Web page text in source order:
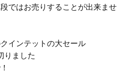
ではお売りすることが出来ませ
クインテットの大セール
りました